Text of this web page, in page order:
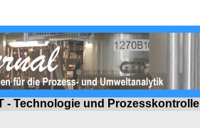
- Technologie und Prozesskontrolle